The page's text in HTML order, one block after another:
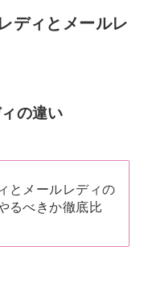
ディとメールレ
の違い
とメールレディの
るべきか徹底比